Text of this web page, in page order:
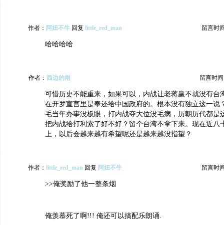
作者： 阿妞不牛 回复 little_red_man 留言时
哈哈哈哈
作者： 西边的雨 留言时间
可惜历史不能重来，如果可以，内战让老蒋赢不就没有台
在开罗宣言里是奉还给中国政府的。根本没有独立这一说
毛当年办事没板眼，打内战夺大位没毛病，历朝历代都是
把内战给打利索了好不好？留个台湾不拿下来。现在近八
上，以后会越来越有希望呢还是越来越没指望？
作者： little_red_man 回复 阿妞不牛 留言时
>>俺奖励了他一整条烟
俺羡慕死了啊!!! 俺还可以搞配乐朗诵.